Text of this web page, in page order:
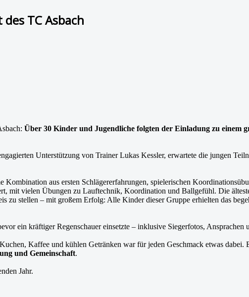
TC Asbach
Über 30 Kinder und Jugendliche folgten der Einladung zu einem
Unterstützung von Trainer Lukas Kessler, erwartete die jungen
Kombination aus ersten Schlägererfahrungen, spielerischen
mit vielen Übungen zu Lauftechnik, Koordination und Ballgefühl. Die
zu stellen – mit großem Erfolg: Alle Kinder dieser Gruppe erhielten das
ein kräftiger Regenschauer einsetzte – inklusive Siegerfotos,
Kaffee und kühlen Getränken war für jeden Geschmack etwas dabei.
und Gemeinschaft.
Jahr.